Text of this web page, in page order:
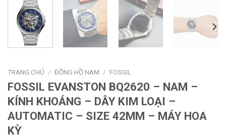
TRANG CHỦ / ĐỒNG HỒ NAM / FOSSIL
FOSSIL EVANSTON BQ2620 – NAM –
KÍNH KHOÁNG – DÂY KIM LOẠI –
AUTOMATIC – SIZE 42MM – MÁY HOA
KỲ